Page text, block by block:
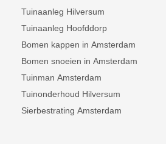
Tuinaanleg Hilversum
Tuinaanleg Hoofddorp
Bomen kappen in Amsterdam
Bomen snoeien in Amsterdam
Tuinman Amsterdam
Tuinonderhoud Hilversum
Sierbestrating Amsterdam